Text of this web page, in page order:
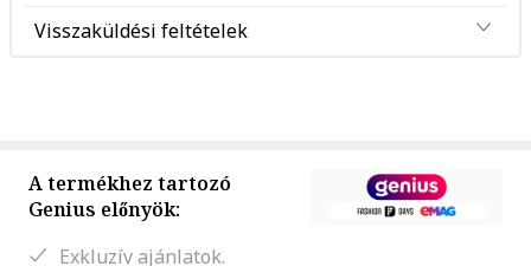
Visszaküldési feltételek
A termékhez tartozó
Genius előnyök:
Exkluzív ajánlatok.